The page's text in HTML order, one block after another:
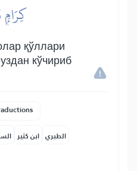
қўллари
кўчириб
ابن كثير الطبري